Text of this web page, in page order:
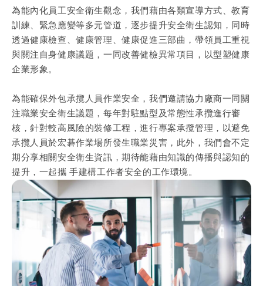
為能內化員工安全衛生觀念，我們藉由各類宣導方式、教育
訓練、緊急應變等多元管道，逐步提升安全衛生認知，同時
透過健康檢查、健康管理、健康促進三部曲，帶領員工重視
與關注自身健康議題，一同改善健檢異常項目，以型塑健康
企業形象。
為能確保外包承攬人員作業安全，我們邀請協力廠商一同關
注職業安全衛生議題，每年對駐點型及常態性承攬進行審
核，針對較高風險的裝修工程，進行專案承攬管理，以避免
承攬人員於宏碁作業場所發生職業災害，此外，我們會不定
期分享相關安全衛生資訊，期待能藉由知識的傳播與認知的
提升，一起攜 手建構工作者安全的工作環境。